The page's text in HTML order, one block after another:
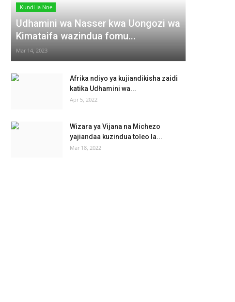
Kundi la Nne
Udhamini wa Nasser kwa Uongozi wa
Kimataifa wazindua fomu...
Mar 14, 2023
Afrika ndiyo ya kujiandikisha zaidi
katika Udhamini wa...
Apr 5, 2022
Wizara ya Vijana na Michezo
yajiandaa kuzindua toleo la...
Mar 18, 2022